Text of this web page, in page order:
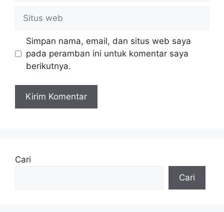
web
Simpan nama, email, dan situs web saya
pada peramban ini untuk komentar saya
berikutnya.
Cari
Cari